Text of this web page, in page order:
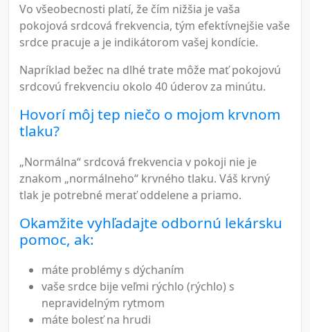
Vo všeobecnosti platí, že čím nižšia je vaša
pokojová srdcová frekvencia, tým efektívnejšie vaše
srdce pracuje a je indikátorom vašej kondície.
Napríklad bežec na dlhé trate môže mať pokojovú
srdcovú frekvenciu okolo 40 úderov za minútu.
Hovorí môj tep niečo o mojom krvnom
tlaku?
„Normálna“ srdcová frekvencia v pokoji nie je
znakom „normálneho“ krvného tlaku. Váš krvný
tlak je potrebné merať oddelene a priamo.
Okamžite vyhľadajte odbornú lekársku
pomoc, ak:
máte problémy s dýchaním
vaše srdce bije veľmi rýchlo (rýchlo) s
nepravidelným rytmom
máte bolesť na hrudi